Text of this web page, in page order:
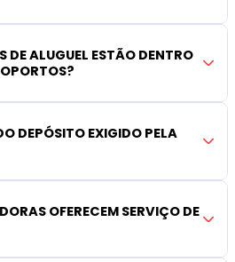
DE ALUGUEL ESTÃO DENTRO
DEPÓSITO EXIGIDO PELA
OFERECEM SERVIÇO DE